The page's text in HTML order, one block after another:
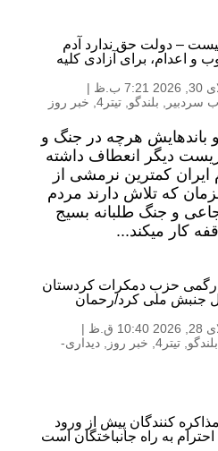
– دولت حق ندارد آدم
و اعدام، برای آزادی کلیه
ب.ظ
|
سردبیر بلندگو تیتر4 , خبر روز
هرچه در جنگ و
دیگر انعطاف داشته
ایران کمترین نرمشی از
که تلاش دارند مردم
و جنگ طلبانه بسیج
کار میکند...
حزب دمکرات کردستان
جنبش ملی کرد/رحمان
ق.ظ
|
بلندگو تیتر4 , خبر روز
دیداری-
کنندگان پیش از ورود
احترام به راه جانباختگان است